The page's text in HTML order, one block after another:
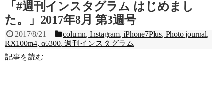
「#週刊インスタグラム はじめまし
た。」2017年8月 第3週号
2017/8/21 column,Instagram,iPhone7Plus,Photo journal,
RX100m4, α6300, 週刊インスタグラム
記事を読む